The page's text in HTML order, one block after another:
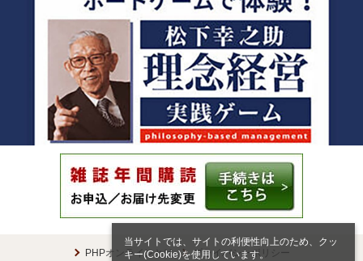
当サイトでは、サイトの利便性向上のため、クッ
キー(Cookie)を使用しています。
PHPオンラインとは
プライバシーポリシー